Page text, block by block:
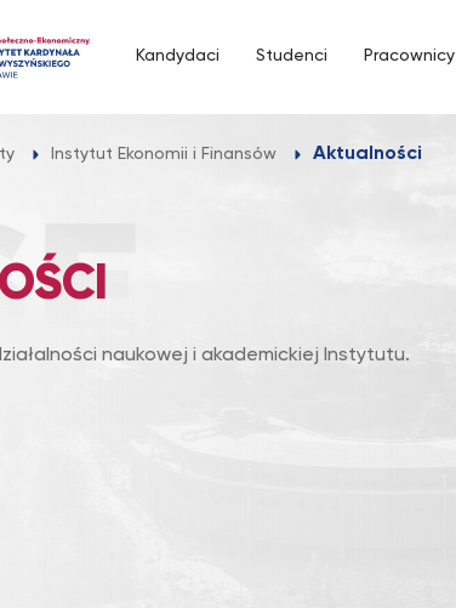
Kandydaci Studenci Pracownicy
Instytut Ekonomii i Finansów Aktualności
naukowej i akademickiej Instytutu.